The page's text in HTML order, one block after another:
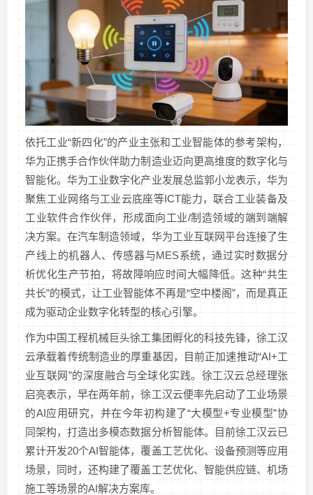
依托工业“新四化”的产业主张和工业智能体的参考架构，
华为正携手合作伙伴助力制造业迈向更高维度的数字化与
智能化。华为工业数字化产业发展总监郭小龙表示，华为
聚焦工业网络与工业云底座等ICT能力，联合工业装备及
工业软件合作伙伴，形成面向工业/制造领域的端到端解
决方案。在汽车制造领域，华为工业互联网平台连接了生
产线上的机器人、传感器与MES系统，通过实时数据分
析优化生产节拍，将故障响应时间大幅降低。这种“共生
共长”的模式，让工业智能体不再是“空中楼阁”，而是真正
成为驱动企业数字化转型的核心引擎。
作为中国工程机械巨头徐工集团孵化的科技先锋，徐工汉
云承载着传统制造业的厚重基因，目前正加速推动“AI+工
业互联网”的深度融合与全球化实践。徐工汉云总经理张
启亮表示，早在两年前，徐工汉云便率先启动了工业场景
的AI应用研究，并在今年初构建了“大模型+专业模型”协
同架构，打造出多模态数据分析智能体。目前徐工汉云已
累计开发20个AI智能体，覆盖工艺优化、设备预测等应用
场景，同时，还构建了覆盖工艺优化、智能供应链、机场
施工等场景的AI解决方案库。